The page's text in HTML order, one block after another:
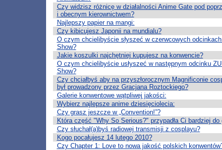
Czy widzisz różnicę w działalności Anime Gate pod
i obecnym kierownictwem?
Najlepszy papier na mangi:
Czy kibicujesz Japonii na mundialu?
O czym chcielibyście słyszeć w czerwcowych
Show?
Jakie koszulki najchętniej kupujesz na konwencie?
O czym chcielibyście usłyszeć w następnym odcinku
Show?
Czy chciałbyś aby na przyszłorocznym Magnificonie
był prowadzony przez Gracjana Roztockiego?
Galerie konwentowe wątpliwej jakości:
Wybierz najlepsze anime dziesięciolecia:
Czy grasz jeszcze w „Convention!”?
Która część "Why So Serious?" przypadła Ci bardziej do
Czy słuchał(a)byś radiowej transmisji z cosplayu?
Kogo pocałujesz 14 lutego 2010?
Czy Chapter 1: Love to nowa jakość polskich